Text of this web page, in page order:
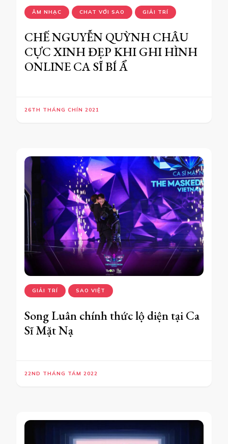
ÂM NHẠC CHAT VỚI SAO GIẢI TRÍ
CHẾ NGUYỄN QUỲNH CHÂU
CỰC XINH ĐẸP ​KHI GHI HÌNH
ONLINE CA SĨ BÍ Ẩ
26TH THÁNG CHÍN 2021
GIẢI TRÍ SAO VIỆT
Song Luân chính thức lộ diện tại Ca
Sĩ Mặt Nạ
22ND THÁNG TÁM 2022